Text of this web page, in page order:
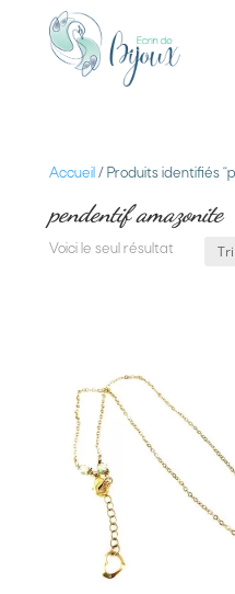
Accueil / Produits identifiés
pendentif amazonite
Voici le seul résultat